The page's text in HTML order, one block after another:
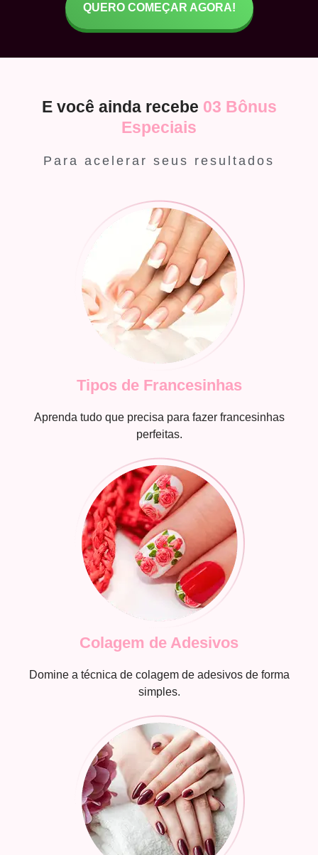
QUERO COMEÇAR AGORA!
E você ainda recebe 03 Bônus
Especiais
Para acelerar seus resultados
Tipos de Francesinhas
Aprenda tudo que precisa para fazer francesinhas
perfeitas.
Colagem de Adesivos
Domine a técnica de colagem de adesivos de forma
simples.